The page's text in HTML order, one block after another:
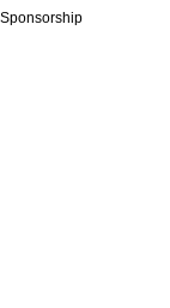
Sponsorship